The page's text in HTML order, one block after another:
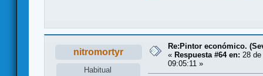
nitromortyr
Habitual
Re:Pintor económico.
« Respuesta #64 en: 28
09:05:11 »